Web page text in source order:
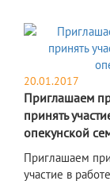
20.01.2017
Приглашаем
принять
опекунской
Приглашаем
участие в